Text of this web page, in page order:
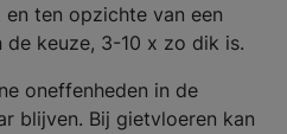
ten opzichte van een
keuze, 3-10 x zo dik is.
oneffenheden in de
blijven. Bij gietvloeren kan